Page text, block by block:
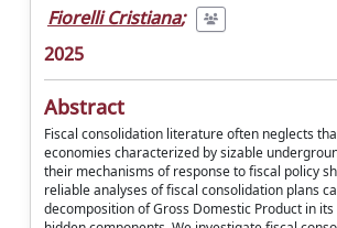
Fiorelli Cristiana;
2025
Abstract
Fiscal consolidation literature often neglects
economies characterized by sizable
their mechanisms of response to fiscal policy
reliable analyses of fiscal consolidation plans
decomposition of Gross Domestic Product in